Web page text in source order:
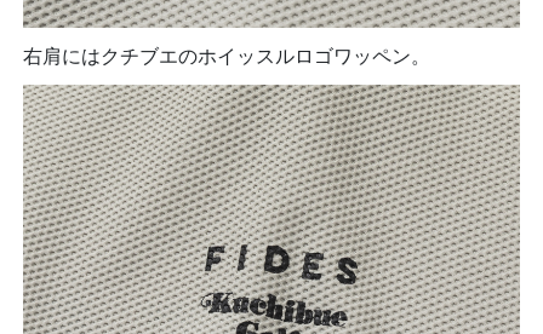
右肩にはクチブエのホイッスルロゴワッペン。